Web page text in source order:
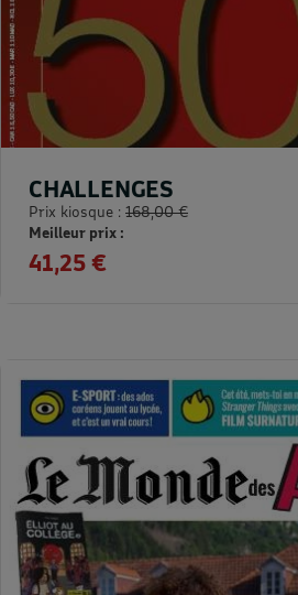
CHALLENGES
Prix kiosque : 168,00 €
Meilleur prix :
41,25 €